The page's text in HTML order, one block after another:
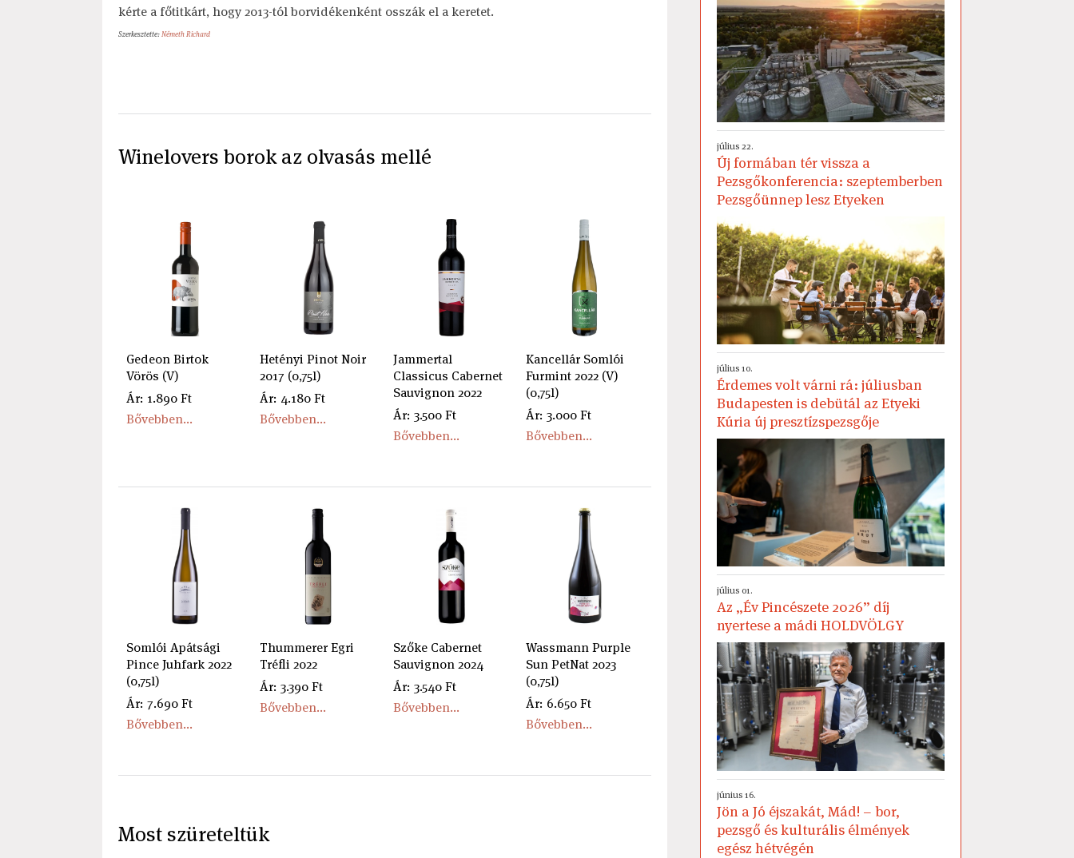
kérte a főtitkárt, hogy 2013-tól borvidékenként osszák el a keretet.
Szerkesztette:Németh Richard
Winelovers borok az olvasás mellé
Gedeon Birtok
Vörös (V)
Ár: 1.890 Ft
Bővebben...
Hetényi Pinot Noir
2017 (0,75l)
Ár: 4.180 Ft
Bővebben...
Jammertal
Classicus Cabernet
Sauvignon 2022
Ár: 3.500 Ft
Bővebben...
Kancellár Somlói
Furmint 2022 (V)
(0,75l)
Ár: 3.000 Ft
Bővebben...
Somlói Apátsági
Pince Juhfark 2022
(0,75l)
Ár: 7.690 Ft
Bővebben...
Thummerer Egri
Tréfli 2022
Ár: 3.390 Ft
Bővebben...
Szőke Cabernet
Sauvignon 2024
Ár: 3.540 Ft
Bővebben...
Wassmann Purple
Sun PetNat 2023
(0,75l)
Ár: 6.650 Ft
Bővebben...
Most szüreteltük
július 22.
Új formában tér vissza a
Pezsgőkonferencia: szeptemberben
Pezsgőünnep lesz Etyeken
július 10.
Érdemes volt várni rá: júliusban
Budapesten is debütál az Etyeki
Kúria új presztízspezsgője
július 01.
Az „Év Pincészete 2026” díj
nyertese a mádi HOLDVÖLGY
június 16.
Jön a Jó éjszakát, Mád! – bor,
pezsgő és kulturális élmények
egész hétvégén